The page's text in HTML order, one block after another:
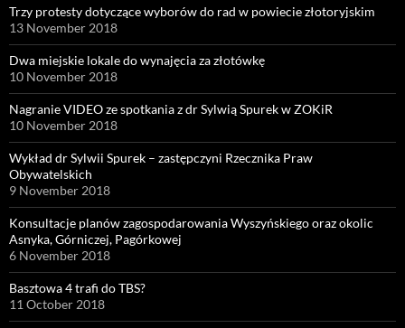
Trzy protesty dotyczące wyborów do rad w powiecie złotoryjskim
13 November 2018
Dwa miejskie lokale do wynajęcia za złotówkę
10 November 2018
Nagranie VIDEO ze spotkania z dr Sylwią Spurek w ZOKiR
10 November 2018
Wykład dr Sylwii Spurek – zastępczyni Rzecznika Praw
Obywatelskich
9 November 2018
Konsultacje planów zagospodarowania Wyszyńskiego oraz okolic
Asnyka, Górniczej, Pagórkowej
6 November 2018
Basztowa 4 trafi do TBS?
11 October 2018